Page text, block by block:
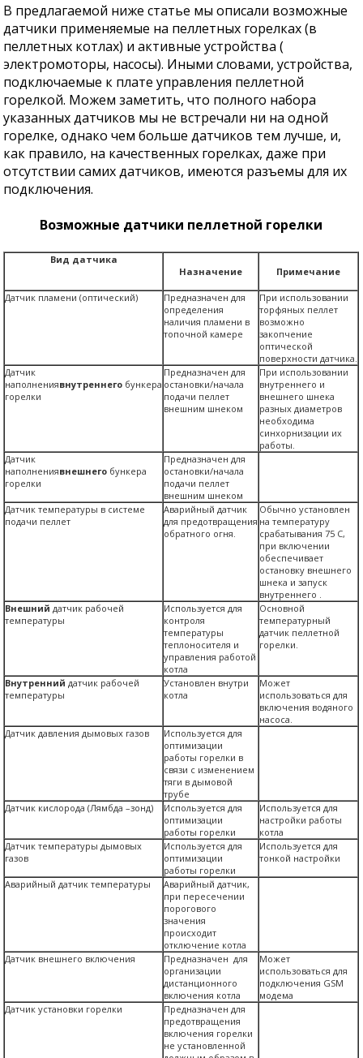
В предлагаемой ниже статье мы описали возможные
датчики применяемые на пеллетных горелках (в
пеллетных котлах) и активные устройства (
электромоторы, насосы). Иными словами, устройства,
подключаемые к плате управления пеллетной
горелкой. Можем заметить, что полного набора
указанных датчиков мы не встречали ни на одной
горелке, однако чем больше датчиков тем лучше, и,
как правило, на качественных горелках, даже при
отсутствии самих датчиков, имеются разъемы для их
подключения.
Возможные датчики пеллетной горелки
Вид датчика
Назначение
Примечание
Датчик пламени (оптический)
Предназначен для
определения
наличия пламени в
топочной камере
При использовании
торфяных пеллет
возможно
закопчение
оптической
поверхности датчика.
Датчик
наполнениявнутреннего бункера
горелки
Предназначен для
остановки/начала
подачи пеллет
внешним шнеком
При использовании
внутреннего и
внешнего шнека
разных диаметров
необходима
синхорнизации их
работы.
Датчик
наполнениявнешнего бункера
горелки
Предназначен для
остановки/начала
подачи пеллет
внешним шнеком
Датчик температуры в системе
подачи пеллет
Аварийный датчик
для предотвращения
обратного огня.
Обычно установлен
на температуру
срабатывания 75 С,
при включении
обеспечивает
остановку внешнего
шнека и запуск
внутреннего .
Внешний датчик рабочей
температуры
Используется для
контроля
температуры
теплоносителя и
управления работой
котла
Основной
температурный
датчик пеллетной
горелки.
Внутренний датчик рабочей
температуры
Установлен внутри
котла
Может
использоваться для
включения водяного
насоса.
Датчик давления дымовых газов
Используется для
оптимизации
работы горелки в
связи с изменением
тяги в дымовой
трубе
Датчик кислорода (Лямбда –зонд)
Используется для
оптимизации
работы горелки
Используется для
настройки работы
котла
Датчик температуры дымовых
газов
Используется для
оптимизации
работы горелки
Используется для
тонкой настройки
Аварийный датчик температуры
Аварийный датчик,
при пересечении
порогового
значения
происходит
отключение котла
Датчик внешнего включения
Предназначен для
организации
дистанционного
включения котла
Может
использоваться для
подключения GSM
модема
Датчик установки горелки
Предназначен для
предотвращения
включения горелки
не установленной